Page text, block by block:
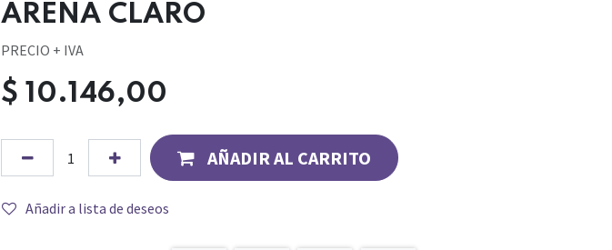
ARENA CLARO
PRECIO + IVA
$ 10.146,00
AÑADIR AL CARRITO
Añadir a lista de deseos